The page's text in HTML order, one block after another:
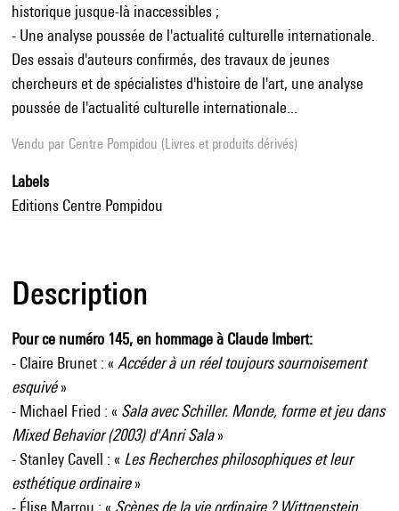
historique jusque-là inaccessibles ;
- Une analyse poussée de l'actualité culturelle internationale.
Des essais d'auteurs confirmés, des travaux de jeunes
chercheurs et de spécialistes d'histoire de l'art, une analyse
poussée de l'actualité culturelle internationale...
Vendu par Centre Pompidou (Livres et produits dérivés)
Labels
Editions Centre Pompidou
Description
Pour ce numéro 145, en hommage à Claude Imbert:
- Claire Brunet : « Accéder à un réel toujours sournoisement
esquivé»
- Michael Fried : « Sala avec Schiller. Monde, forme et jeu dans
Mixed Behavior (2003) d'Anri Sala»
- Stanley Cavell : « Les Recherches philosophiques et leur
esthétique ordinaire»
- Élise Marrou : « Scènes de la vie ordinaire ? Wittgenstein,